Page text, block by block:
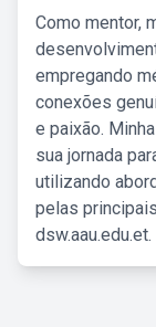
Como mentor,
empregando
conexões
e paixão.
sua jornada
utilizando
pelas
dsw.aau.edu.et.